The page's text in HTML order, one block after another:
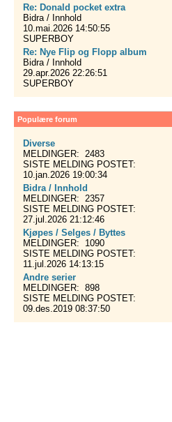
Re: Donald pocket extra
Bidra / Innhold
10.mai.2026 14:50:55
SUPERBOY
Re: Nye Flip og Flopp album
Bidra / Innhold
29.apr.2026 22:26:51
SUPERBOY
Populære forum
Diverse
MELDINGER: 2483
SISTE MELDING POSTET:
10.jan.2026 19:00:34
Bidra / Innhold
MELDINGER: 2357
SISTE MELDING POSTET:
27.jul.2026 21:12:46
Kjøpes / Selges / Byttes
MELDINGER: 1090
SISTE MELDING POSTET:
11.jul.2026 14:13:15
Andre serier
MELDINGER: 898
SISTE MELDING POSTET:
09.des.2019 08:37:50